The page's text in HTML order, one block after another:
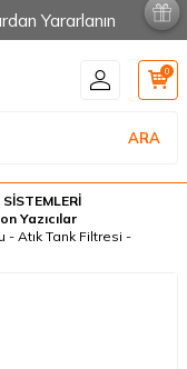
Yararlanın
ARA
0
Yazıcılar
- Atık Tank Filtresi -